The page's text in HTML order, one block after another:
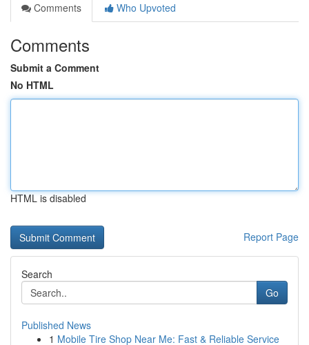
Comments
Who Upvoted
Comments
Submit a Comment
No HTML
HTML is disabled
Report Page
Search
Go
Published News
1 Mobile Tire Shop Near Me: Fast & Reliable Service